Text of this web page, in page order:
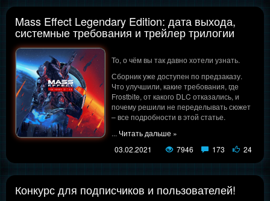
Mass Effect Legendary Edition: дата выхода,
системные требования и трейлер трилогии
То, о чём вы так давно хотели узнать.
Сборник уже доступен по предзаказу.
Что улучшили, какие требования, где
Frostbite, от какого DLC отказались, и
почему решили не переделывать сюжет
– все подробности в этой статье.
... Читать дальше »
03.02.2021
7946 173 24
Конкурс для подписчиков и пользователей!